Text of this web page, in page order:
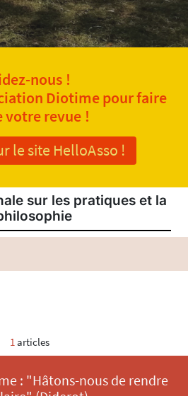
nous !
Diotime pour faire
votre revue !
le site HelloAsso !
sur les pratiques et la
1articles
: "Hâtons-nous de rendre